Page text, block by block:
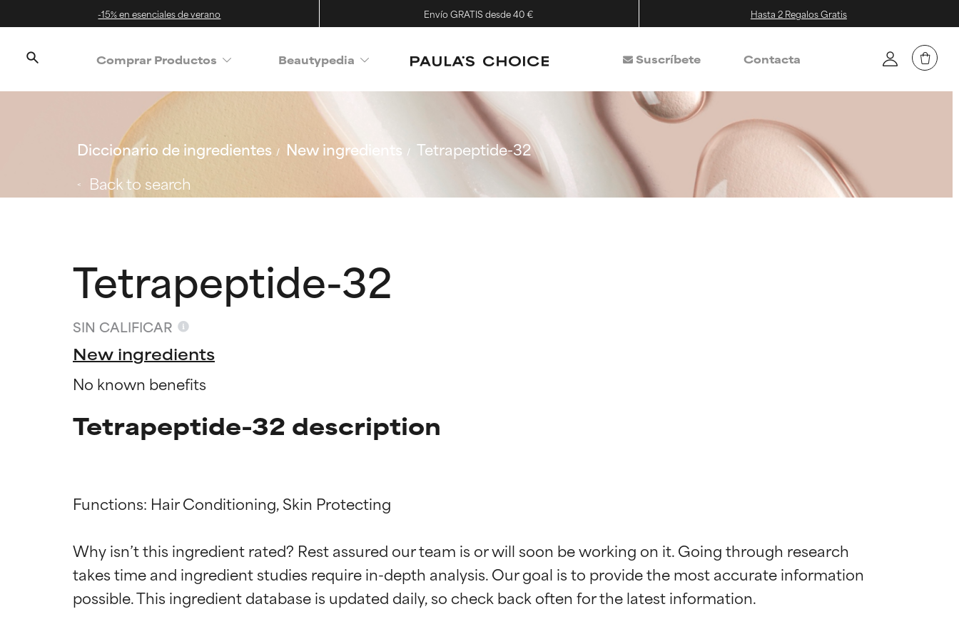
-15% en esenciales de verano Envío GRATIS desde 40 € Hasta 2 Regalos Gratis
Comprar Productos Beautypedia Suscríbete Contacta
Diccionario de ingredientes New ingredients
Tetrapeptide-32
Back to search
Tetrapeptide-32
SIN CALIFICAR
New ingredients
No known benefits
Tetrapeptide-32 description
Functions: Hair Conditioning, Skin Protecting
Why isn’t this ingredient rated? Rest assured our team is or will soon be working on it. Going through research
takes time and ingredient studies require in-depth analysis. Our goal is to provide the most accurate information
Calificaciones de ingredientes
EXCELENTE
Calificaciones de ingredientes
EXCELENTE